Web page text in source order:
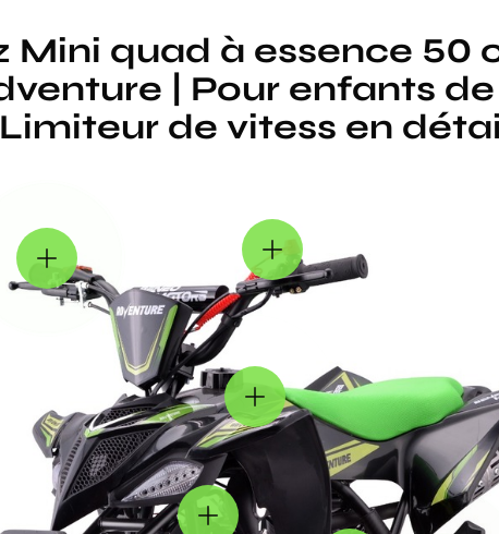
Mini quad à essence 50
| Pour enfants de
Limiteur de vitess en